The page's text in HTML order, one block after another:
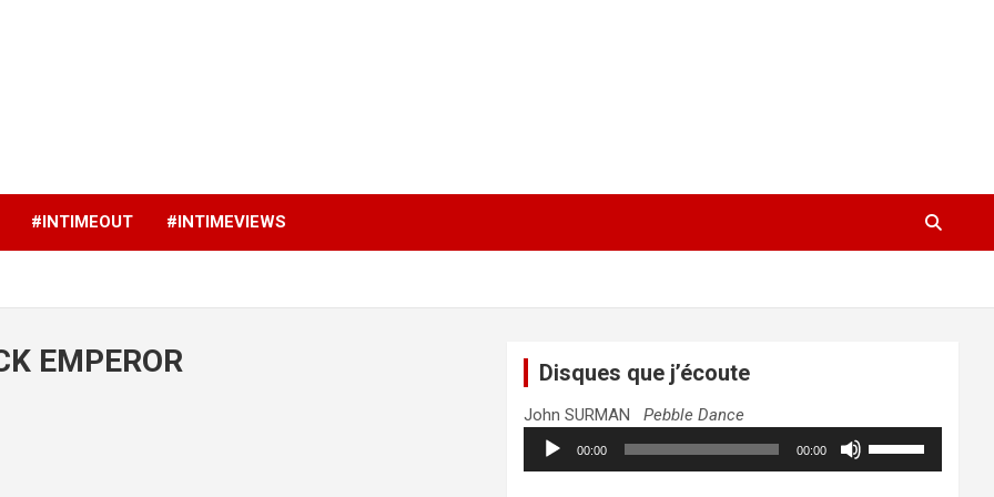
#INTIMEOUT #INTIMEVIEWS
EMPEROR Disques que j’écoute
John SURMANPebble Dance
Lecteur
audio
00:00 00:00